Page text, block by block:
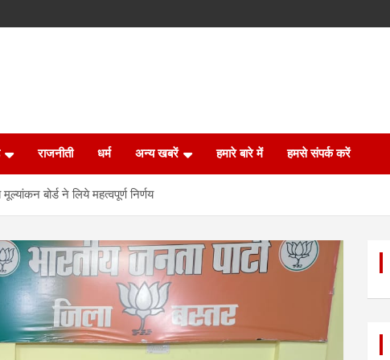
राजनीती धर्म अन्य खबरें हमारे बारे में हमसे संपर्क करें
बोर्ड ने लिये महत्वपूर्ण निर्णय